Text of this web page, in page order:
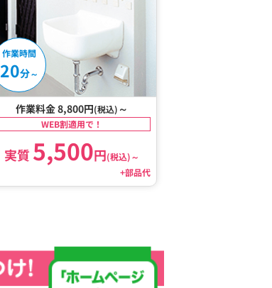
作業時間
20分～
作業料金 8,800円(税込) ～
WEB割適用で！
実質 5,500円(税込)～
+部品代